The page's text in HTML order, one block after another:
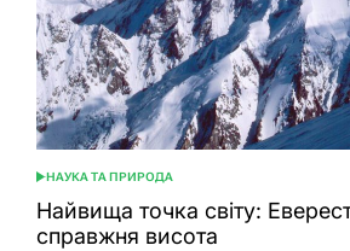
ОПУБЛІКУВАТИ
У
НАУКА ТА ПРИРОДА
Найвища точка світу:
справжня висота